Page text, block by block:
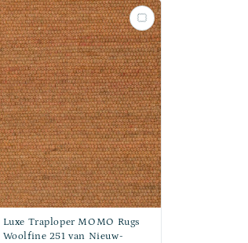
Luxe Traploper MOMO Rugs
Woolfine 251 van Nieuw-